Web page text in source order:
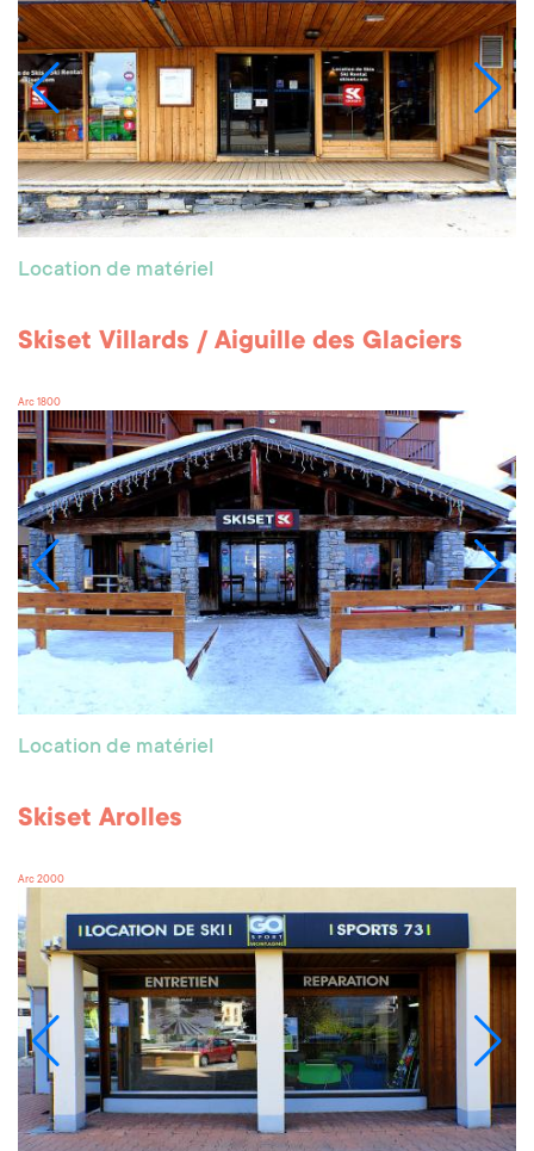
Location de matériel
Skiset Villards / Aiguille des Glaciers
Arc 1800
Location de matériel
Skiset Arolles
Arc 2000